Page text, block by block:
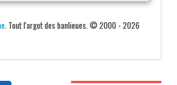
. Tout l'argot des banlieues. © 2000 - 2026